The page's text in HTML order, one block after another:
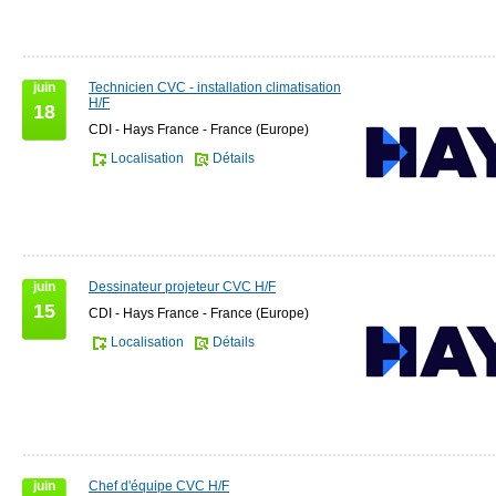
juin
18
Technicien CVC - installation climatisation
H/F
CDI - Hays France - France (Europe)
Localisation
Détails
juin
15
Dessinateur projeteur CVC H/F
CDI - Hays France - France (Europe)
Localisation
Détails
juin
Chef d'équipe CVC H/F